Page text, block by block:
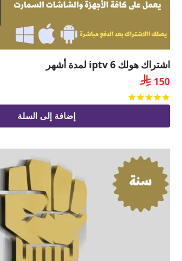
اشتراك هولك iptv 6 لمدة أشهر
 150
إضافة إلى السلة